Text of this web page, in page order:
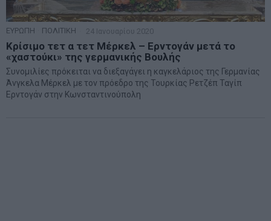
ΕΥΡΩΠΗ ΠΟΛΙΤΙΚΗ 24 Ιανουαρίου 2020
Κρίσιμο τετ α τετ Μέρκελ – Ερντογάν μετά το
«χαστούκι» της γερμανικής Βουλής
Συνομιλίες πρόκειται να διεξαγάγει η καγκελάριος της Γερμανίας
Άνγκελα Μέρκελ με τον πρόεδρο της Τουρκίας Ρετζέπ Ταγίπ
Ερντογάν στην Κωνσταντινούπολη